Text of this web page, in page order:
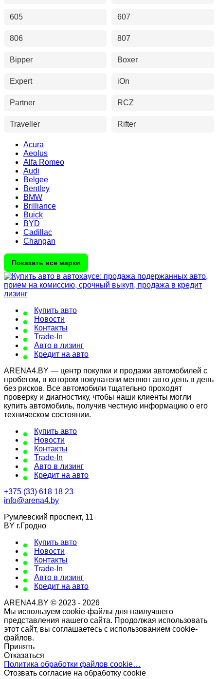
605 607
806 807
Bipper Boxer
Expert iOn
Partner RCZ
Traveller Rifter
Acura
Aeolus
Alfa Romeo
Audi
Belgee
Bentley
BMW
Brilliance
Buick
BYD
Cadillac
Changan
Показать все марки
Купить авто
Новости
Контакты
Trade-In
Авто в лизинг
Кредит на авто
ARENA4.BY — центр покупки и продажи автомобилей с
пробегом, в котором покупатели меняют авто день в день
без рисков. Все автомобили тщательно проходят
проверку и диагностику, чтобы наши клиенты могли
купить автомобиль, получив честную информацию о его
техническом состоянии.
Купить авто
Новости
Контакты
Trade-In
Авто в лизинг
Кредит на авто
+375 (33) 618 18 23
info@arena4.by
Румлевский проспект, 11
BY г.Гродно
Купить авто
Новости
Контакты
Trade-In
Авто в лизинг
Кредит на авто
ARENA4.BY © 2023 - 2026
Мы используем cookie-файлы для наилучшего
представления нашего сайта. Продолжая использовать
этот сайт, вы соглашаетесь с использованием cookie-
файлов.
Принять
Отказаться
Политика обработки файлов cookie…
Отозвать согласие на обработку cookie